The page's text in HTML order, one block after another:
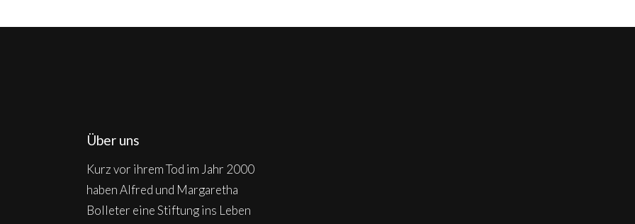
Über uns
Kurz vor ihrem Tod im Jahr 2000
haben Alfred und Margaretha
Bolleter eine Stiftung ins Leben